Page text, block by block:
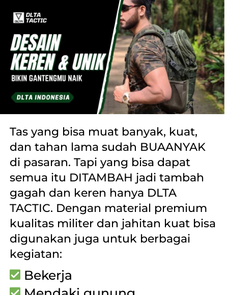
Tas yang bisa muat banyak, kuat,
dan tahan lama sudah BUAANYAK
di pasaran. Tapi yang bisa dapat
semua itu DITAMBAH jadi tambah
gagah dan keren hanya DLTA
TACTIC. Dengan material premium
kualitas militer dan jahitan kuat bisa
digunakan juga untuk berbagai
kegiatan:
Bekerja